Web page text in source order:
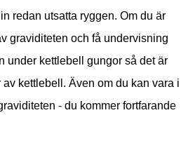
redan utsatta ryggen. Om du är
graviditeten och få undervisning
under kettlebell gungor så det är
kettlebell. Även om du kan vara i
- du kommer fortfarande